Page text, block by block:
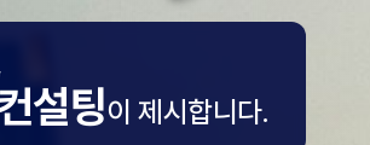
설팅이 제시합니다.